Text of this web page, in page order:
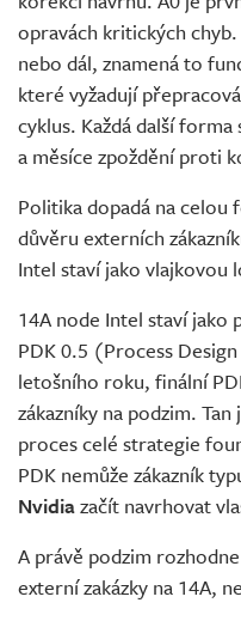
opravách kritických
nebo dál, znamená to
které vyžadují
cyklus. Každá další
a měsíce zpoždění proti
Politika dopadá na celou
důvěru externích
Intel staví jako vlajkovou
14A node Intel staví
PDK 0.5 (Process
letošního roku, finální
zákazníky na podzim.
proces celé strategie
PDK nemůže zákazník
Nvidiazačít navrhovat
A právě podzim
externí zakázky na 14A,